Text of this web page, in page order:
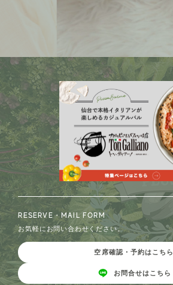
RESERVE・MAIL FORM
お気軽にお問い合わせください。
空席確認・予約はこちら
お問合せはこちら